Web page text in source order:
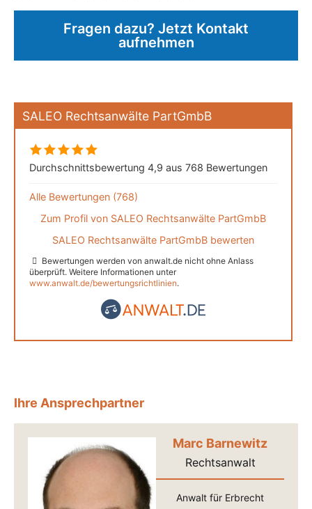
SALEO Rechtsanwälte PartGmbB
Durchschnittsbewertung 4,9 aus 768 Bewertungen
Alle Bewertungen (768)
Zum Profil von SALEO Rechtsanwälte PartGmbB
SALEO Rechtsanwälte PartGmbB bewerten
Bewertungen werden von anwalt.de nicht ohne Anlass
überprüft. Weitere Informationen unter
www.anwalt.de/bewertungsrichtlinien.
Ihre Ansprechpartner
Marc Barnewitz
Rechtsanwalt
Anwalt für Erbrecht
Fragen dazu? Jetzt Kontakt
aufnehmen